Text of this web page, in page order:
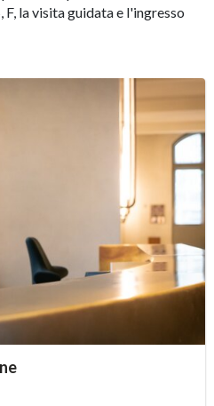
F, la visita guidata e l'ingresso